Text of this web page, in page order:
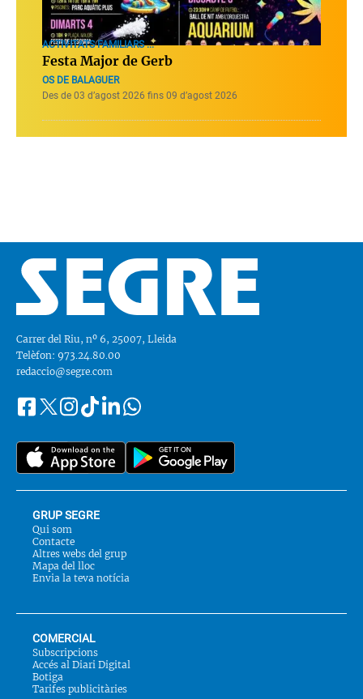
ACTIVITATS FAMILIARS ...
Festa Major de Gerb
OS DE BALAGUER
Des de 03 d’agost 2026 fins 09 d’agost 2026
Carrer del Riu, nº 6, 25007, Lleida
Telèfon: 973.24.80.00
redaccio@segre.com
Segueix-
a::
FacebookInstagram
TiktokLinkedinWhatsapp
GRUP SEGRE
Qui som
Contacte
Altres webs del grup
Mapa del lloc
Envia la teva notícia
COMERCIAL
Subscripcions
Accés al Diari Digital
Botiga
Tarifes publicitàries